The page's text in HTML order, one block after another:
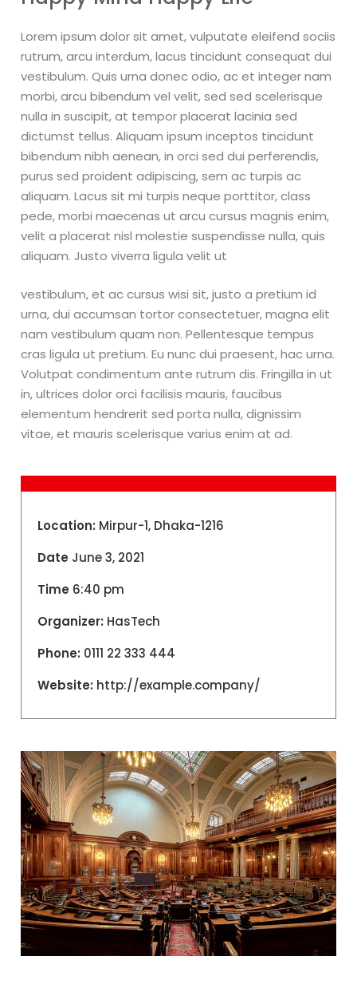
Lorem ipsum dolor sit amet, vulputate eleifend sociis
rutrum, arcu interdum, lacus tincidunt consequat dui
vestibulum. Quis urna donec odio, ac et integer nam
morbi, arcu bibendum vel velit, sed sed scelerisque
nulla in suscipit, at tempor placerat lacinia sed
dictumst tellus. Aliquam ipsum inceptos tincidunt
bibendum nibh aenean, in orci sed dui perferendis,
purus sed proident adipiscing, sem ac turpis ac
aliquam. Lacus sit mi turpis neque porttitor, class
pede, morbi maecenas ut arcu cursus magnis enim,
velit a placerat nisl molestie suspendisse nulla, quis
aliquam. Justo viverra ligula velit ut
vestibulum, et ac cursus wisi sit, justo a pretium id
urna, dui accumsan tortor consectetuer, magna elit
nam vestibulum quam non. Pellentesque tempus
cras ligula ut pretium. Eu nunc dui praesent, hac urna.
Volutpat condimentum ante rutrum dis. Fringilla in ut
in, ultrices dolor orci facilisis mauris, faucibus
elementum hendrerit sed porta nulla, dignissim
vitae, et mauris scelerisque varius enim at ad.
Location: Mirpur-1, Dhaka-1216
Date June 3, 2021
Time 6:40 pm
Organizer: HasTech
Phone: 0111 22 333 444
Website: http://example.company/